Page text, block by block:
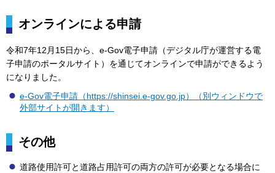
オンラインによる申請
令和7年12月15日から、e-Gov電子申請（デジタル庁が運営する電
子申請のポータルサイト）を通じてオンラインで申請ができるよう
になりました。
e-Gov電子申請（https://shinsei.e-gov.go.jp）（別ウィンドウで
外部サイトが開きます）
その他
道路使用許可と道路占用許可の両方の許可が必要となる場合に